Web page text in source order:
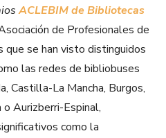
ACLEBIM de Bibliotecas
de Profesionales de
se han visto distinguidos
las redes de bibliobuses
Castilla-La Mancha, Burgos,
o Aurizberri-Espinal,
como la